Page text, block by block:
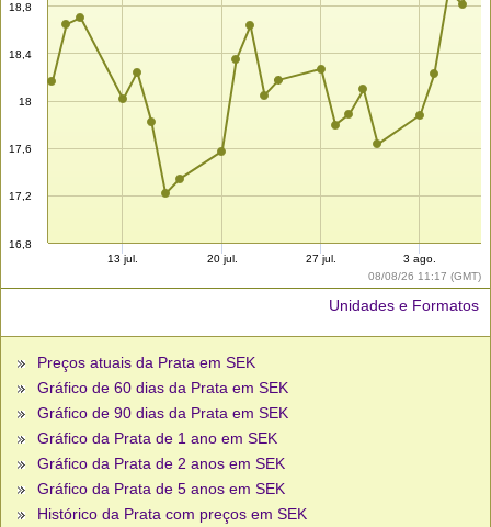
08/08/26 11:17 (GMT)
16,8
17,2
17,6
18
18,4
18,8
13 jul. 20 jul. 27 jul. 3 ago.
Unidades e Formatos
Preços atuais da Prata em SEK
Gráfico de 60 dias da Prata em SEK
Gráfico de 90 dias da Prata em SEK
Gráfico da Prata de 1 ano em SEK
Gráfico da Prata de 2 anos em SEK
Gráfico da Prata de 5 anos em SEK
Histórico da Prata com preços em SEK